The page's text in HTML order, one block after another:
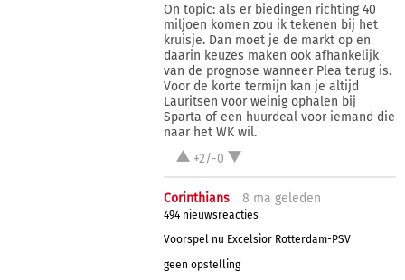
On topic: als er biedingen richting 40
miljoen komen zou ik tekenen bij het
kruisje. Dan moet je de markt op en
daarin keuzes maken ook afhankelijk
van de prognose wanneer Plea terug is.
Voor de korte termijn kan je altijd
Lauritsen voor weinig ophalen bij
Sparta of een huurdeal voor iemand die
naar het WK wil.
+2/-0
Corinthians 8 ma geleden
494 nieuwsreacties
Voorspel nu Excelsior Rotterdam-PSV
geen opstelling